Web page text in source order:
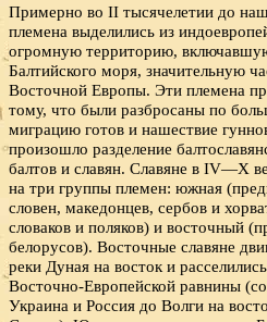
Примерно во II тысячелетии до
племена выделились из
огромную территорию,
Балтийского моря, значительную
Восточной Европы. Эти племена
тому, что были разбросаны по
миграцию готов и нашествие
произошло разделение
балтов и славян. Славяне в IV—X
на три группы племен: южная
словен, македонцев, сербов и
словаков и поляков) и восточный
белорусов). Восточные славяне
реки Дуная на восток и
Восточно-Европейской равнины
Украина и Россия до Волги на